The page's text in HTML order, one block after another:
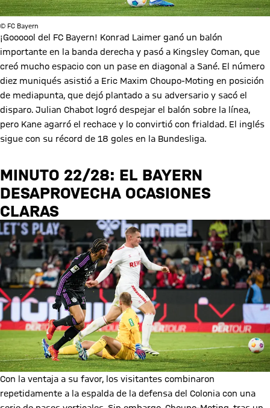
© FC Bayern
¡Goooool del FC Bayern! Konrad Laimer ganó un balón
importante en la banda derecha y pasó a Kingsley Coman, que
creó mucho espacio con un pase en diagonal a Sané. El número
diez muniqués asistió a Eric Maxim Choupo-Moting en posición
de mediapunta, que dejó plantado a su adversario y sacó el
disparo. Julian Chabot logró despejar el balón sobre la línea,
pero Kane agarró el rechace y lo convirtió con frialdad. El inglés
sigue con su récord de 18 goles en la Bundesliga.
MINUTO 22/28: EL BAYERN
DESAPROVECHA OCASIONES
CLARAS
Con la ventaja a su favor, los visitantes combinaron
repetidamente a la espalda de la defensa del Colonia con una